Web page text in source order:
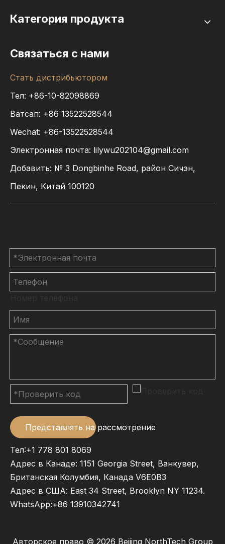
Категория продукта
Связаться с нами
Стать дистрибьютором
Тел: +86-10-82098869
Ватсап: +86 13522528544
Wechat: +86-13522528544
Электронная почта: lilywu202104@gmail.com
Добавить: № 3 Dongbinhe Road, район Сичэн,
Пекин, Китай 100120
Представлять на рассмотрение
Тел:+1 778 801 8069
Адрес в Канаде: 1151 Georgia Street, Ванкувер,
Британская Колумбия, Канада V6E0B3
Адрес в США: East 34 Street, Brooklyn NY 11234.
WhatsApp:+86 13910342741
Авторское право © 2026 Beijing NorthTech Group